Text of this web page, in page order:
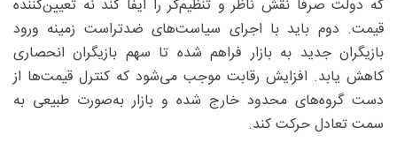
که دولت صرفا نقش ناظر و تنظیم‌گر را ایفا کند نه تعیین‌کننده
قیمت. دوم باید با اجرای سیاست‌های ضدتراست زمینه ورود
بازیگران جدید به بازار فراهم شده تا سهم بازیگران انحصاری
کاهش یابد. افزایش رقابت موجب می‌شود که کنترل قیمت‌ها از
دست گروه‌های محدود خارج شده و بازار به‌صورت طبیعی به
سمت تعادل حرکت کند.